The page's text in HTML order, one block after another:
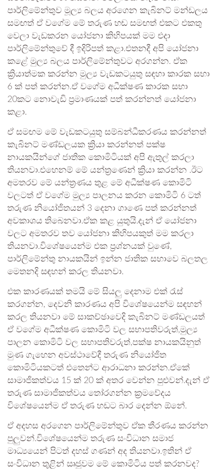
පාර්ලිමේන්තුව මූල්‍ය බලය අරගෙන කැබිනට් මන්ඩලය
සමඟත් ඒ වගේම මේ තරුණ හඬ සමඟත් එකට එකතු
වෙලා වැඩකරන යෝජනා කිහිපයක් මම එදා
පාර්ලිමේන්තුවේ දී ඉදිරිපත් කළා.එතනදී අපි යෝජනා
කළේ මුල්‍ය බලය පාර්ලිමේන්තුවට අරගන්න. ඒක
ක්‍රියාත්මක කරන්න මුල්‍ය වැඩකටයුතු සඳහා කාරක සභා
6 ක් පත් කරන්න.ඒ වගේම අධීක්ෂණ කාරක සභා
20කට නොවැඩි ප්‍රමාණයක් පත් කරන්නත් යෝජනා
කළා.
ඒ සමඟම මේ වැඩකටයුතු සම්බන්ධීකරණය කරන්නත්
කැබිනට් මණ්ඩලයක ක්‍රියා කරන්නත් පක්ෂ
නායකයින්ගේ ජාතික කොමිටියක් අපි ඇතුල් කරලා
තියනවා.එහෙනම් මේ යන්ත්‍රණෙන් ක්‍රියා කරන්න .ඊට
අමතරව මේ යන්ත්‍රණය තුළ මේ අධීක්ෂණ කොමිටි
වලටත් ඒ වගේම මුල්‍ය පාලනය කරන කොමිටි 6 ටත්
තරුණ නියෝජිතයන් 3 දෙනා ගාණෙ පත් කරන්නත්
අවකාශය තිබෙනවා.ඒක කළ යුතුයි.දැන් ඒ යෝජනා
වලට අමතරව තව යෝජනා කිහිපයකුත් මම කරලා
තියනවා.විශේෂයෙන්ම එක ප්‍රශ්නයක් වුණේ,
පාර්ලිමේන්තු නායකයින් ඉන්න ජාතික සභාවෙ බලතල
මෙතනදි සඳහන් කරල තියනවා.
එක කාරණයක් තමයි මේ සියලු දෙනාම එක් රැස්
කරගන්න, දෙවනි කාරණය අපි විශේෂයෙන්ම සඳහන්
කරල තියනවා මේ සාකච්ඡාවෙදි කැබිනට් මණ්ඩලයත්
ඒ වගේම අධීක්ෂණ කොමිටි වල සභාපතිවරුත්,මුල්‍ය
පාලන කොමිටි වල සභාපතිවරුත්,පක්ෂ නායකයිනුත්
මුණ ගැහෙන අවස්ථාවේදී තරුණ නියෝජිත
කොමිටියකටත් එතෙන්ට ආරාධනා කරන්න.ඒකේ
සාමාජිකත්වය 15 ක් 20 ක් අතර වෙන්න පුළුවන්.දැන් ඒ
තරුණ සාමාජිකත්වය තෝරගන්න ක්‍රමවේදය
විශේෂයෙන්ම ඒ තරුණ හඩට බාර දෙන්න ඕනේ.
ඒ අදහස අරගෙන පාර්ලිමේන්තුව ඒක තීරණය කරන්න
පුලුවන්.විශේෂයෙන්ම තරුණ සංවිධාන සමාජ
මාධ්‍යයෙන් පිටත් දහස් ගණන් අද තියනවා.ඉතින් ඒ
සංවිධාන තුළින් ඍජුවම මේ කොමිටිය පත් කරනවද?